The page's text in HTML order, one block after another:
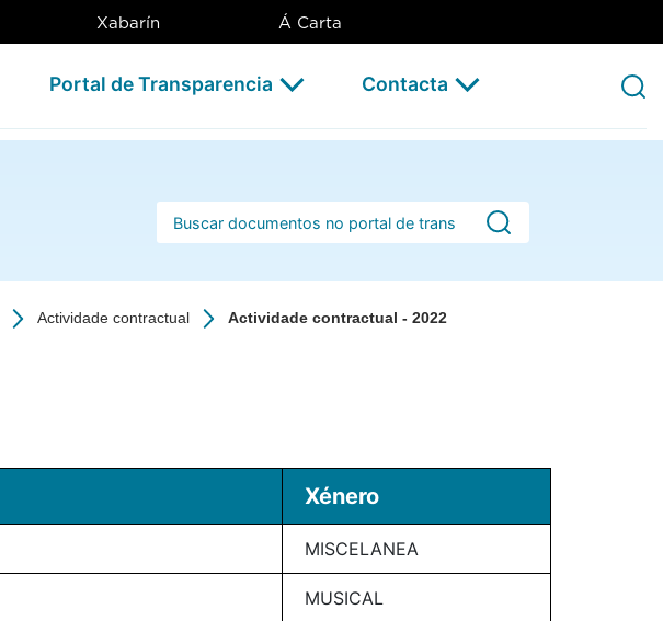
Xabarín Á Carta
Portal de Transparencia Contacta
Barra de busca
Actividade contractual Actividade contractual - 2022
Xénero
MISCELANEA
MUSICAL